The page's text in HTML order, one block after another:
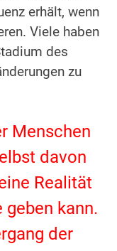
erhält, wenn
Viele haben
des
zu
Menschen
davon
Realität
geben kann.
der